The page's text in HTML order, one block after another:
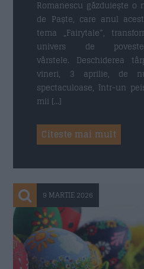
Romanescu găzduiește o
de Paște, care anul
tema „Fairytale”,
univers de
vârstele. Deschiderea
vineri, 3 aprilie, de
spectaculoase, într-un
mii […]
Citeste mai mult
9 MARTIE 2026